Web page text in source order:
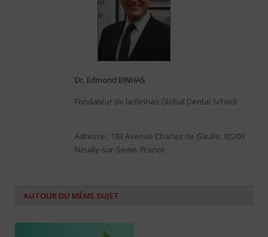
Dr. Edmond BINHAS
Fondateur de la Binhas Global Dental School
Adresse : 183 Avenue Charles de Gaulle, 92200
Neuilly-sur-Seine, France
AUTOUR DU MÊME SUJET